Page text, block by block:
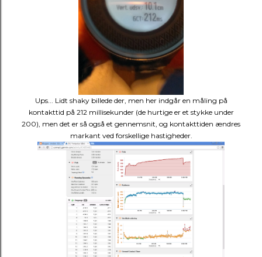
Ups... Lidt shaky billede der, men her indgår en måling på
kontakttid på 212 millisekunder (de hurtige er et stykke under
200), men det er så også et gennemsnit, og kontakttiden ændres
markant ved forskellige hastigheder.